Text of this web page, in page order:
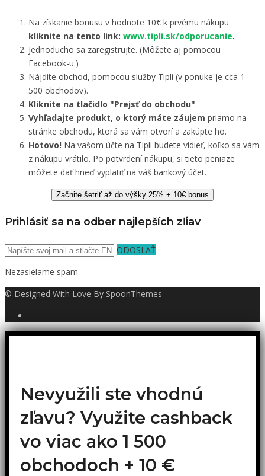
Na získanie bonusu v hodnote 10€ k prvému nákupu
kliknite na tento link: www.tipli.sk/odporucanie.
Jednoducho sa zaregistrujte. (Môžete aj pomocou
Facebook-u.)
Nájdite obchod, pomocou služby Tipli (v ponuke je cca 1
500 obchodov).
Kliknite na tlačidlo "Prejsť do obchodu".
Vyhľadajte produkt, o ktorý máte záujem priamo na
stránke obchodu, ktorá sa vám otvorí a zakúpte ho.
Hotovo! Na vašom účte na Tipli budete vidieť, koľko sa vám
z nákupu vrátilo. Po potvrdení nákupu, si tieto peniaze
môžete dať hneď vyplatiť na váš bankový účet.
Začnite šetriť až do výšky 25% + 10€ bonus
Prihlásiť sa na odber najlepších zľiav
ODOSLAŤ
Nezasielame spam
© Designed With Love By SpoonThemes
Nevyužili ste vhodnú
zľavu? Využite cashback
vo viac ako 1 500
obchodoch + 10 €